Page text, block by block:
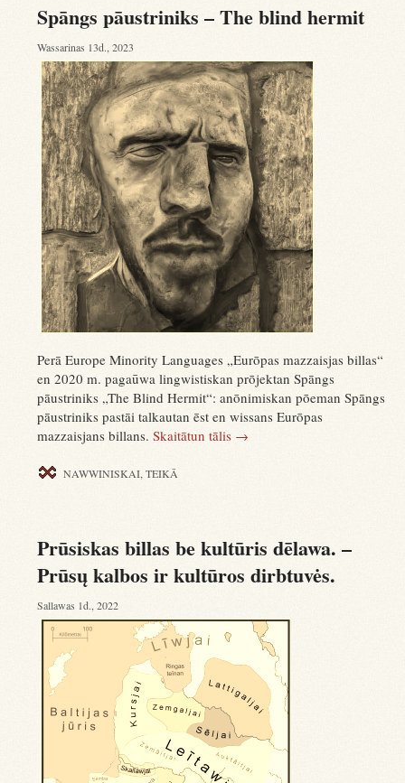
Spāngs pāustriniks – The blind hermit
Wassarinas 13d., 2023
Perā Europe Minority Languages „Eurōpas mazzaisjas billas“
en 2020 m. pagaūwa lingwistiskan prōjektan Spāngs
pāustriniks „The Blind Hermit“: anōnimiskan pōeman Spāngs
pāustriniks pastāi talkautan ēst en wissans Eurōpas
mazzaisjans billans. Skaitātun tālis →
NAWWINISKAI,TEIKĀ
Prūsiskas billas be kultūris dēlawa. –
Prūsų kalbos ir kultūros dirbtuvės.
Sallawas 1d., 2022